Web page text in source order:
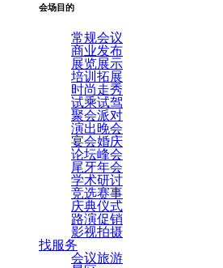
会场目的
常规会议
商业发布
展览展示
培训拓展
时尚走秀
试乘试驾
聚会派对
演出晚会
宴会婚庆
论坛峰会
尾牙年会
学术研讨
竞选赛事
庆典仪式
路演促销
影视拍摄
找服务
会议旅游